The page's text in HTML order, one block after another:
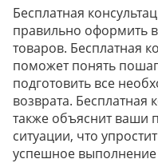
Бесплатная
правильно оформить
товаров. Бесплатная
поможет понять
подготовить все
возврата. Бесплатная
также объяснит ваши
ситуации, что
успешное